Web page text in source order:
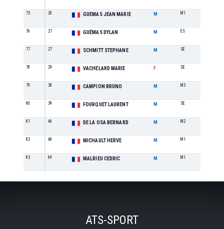
75 20 GUEMAS JEAN MARIE M M1
76 21 GUÉMAS DYLAN M ES
77 27 SCHMITT STEPHANE M SE
78 29 VACHELARD MARIE F SE
79 30 CAMPION BRUNO M M3
80 39 FOURQUET LAURENT M SE
81 46 DE LA OSA BERNARD M M2
82 48 MICHAULT HERVE M M1
83 69 MALRIEU CEDRIC M M1
ATS-SPORT